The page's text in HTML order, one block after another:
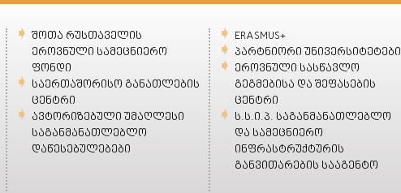
შოთა რუსთაველის
ეროვნული სამეცნიერო
ფონდი
საერთაშორისო განათლების
ცენტრი
ავტორიზებული უმაღლესი
საგანმანათლებლო
დაწესებულებები
ERASMUS+
პარტნიორი უნივერსიტეტები
ეროვნული სასწავლო
გეგმებისა და შეფასების
ცენტრი
ს.ს.ი.პ. საგანმანათლებლო
და სამეცნიერო
ინფრასტრუქტურის
განვითარების სააგენტო